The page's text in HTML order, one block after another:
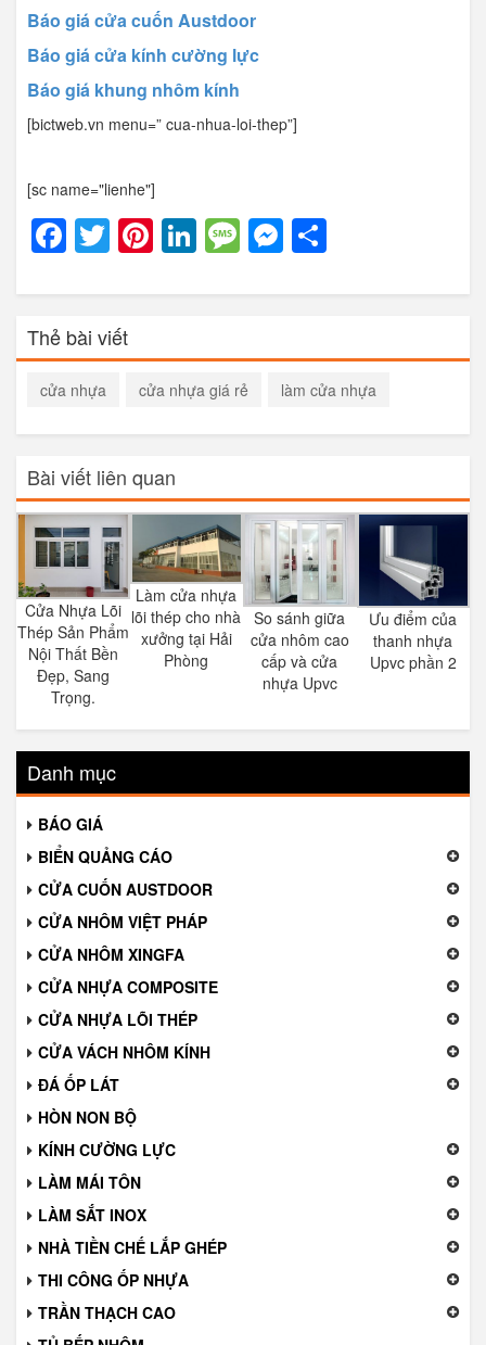
Báo giá cửa cuốn Austdoor
Báo giá cửa kính cường lực
Báo giá khung nhôm kính
[bictweb.vn menu=” cua-nhua-loi-thep”]
[sc name="lienhe"]
Facebook
Twitter
Pinterest
LinkedIn
Message
Messenger
Thẻ bài viết
cửa nhựa cửa nhựa giá rẻ làm cửa nhựa
Bài viết liên quan
Cửa Nhựa Lõi
Thép Sản Phẩm
Nội Thất Bền
Đẹp, Sang
Trọng.
Làm cửa nhựa
lõi thép cho nhà
xưởng tại Hải
Phòng
So sánh giữa
cửa nhôm cao
cấp và cửa
nhựa Upvc
Ưu điểm của
thanh nhựa
Upvc phần 2
Danh mục
BÁO GIÁ
BIỂN QUẢNG CÁO
CỬA CUỐN AUSTDOOR
CỬA NHÔM VIỆT PHÁP
CỬA NHÔM XINGFA
CỬA NHỰA COMPOSITE
CỬA NHỰA LÕI THÉP
CỬA VÁCH NHÔM KÍNH
ĐÁ ỐP LÁT
HÒN NON BỘ
KÍNH CƯỜNG LỰC
LÀM MÁI TÔN
LÀM SẮT INOX
NHÀ TIỀN CHẾ LẮP GHÉP
THI CÔNG ỐP NHỰA
TRẦN THẠCH CAO